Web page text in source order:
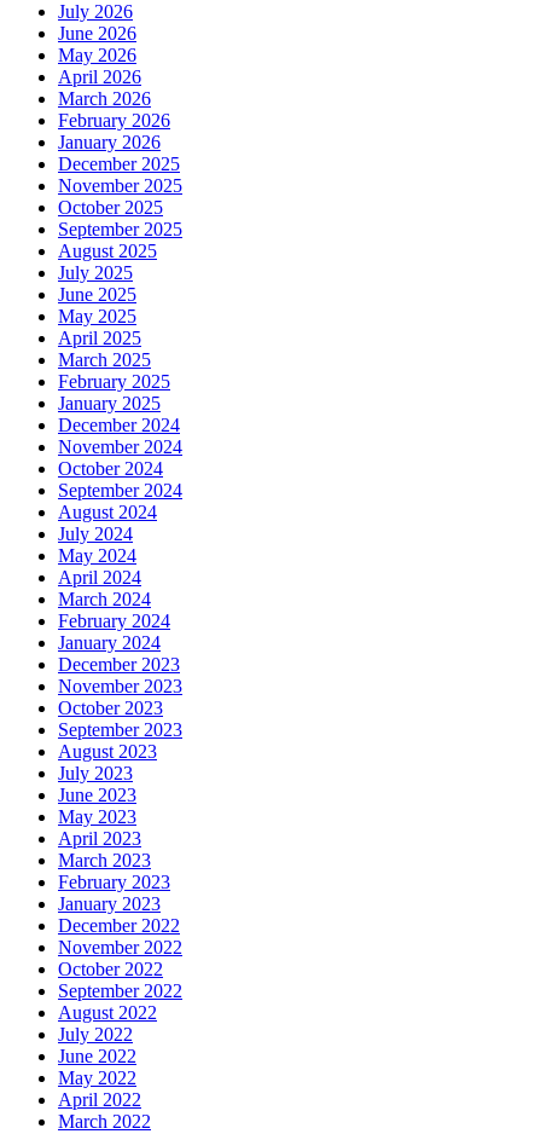
July 2026
June 2026
May 2026
April 2026
March 2026
February 2026
January 2026
December 2025
November 2025
October 2025
September 2025
August 2025
July 2025
June 2025
May 2025
April 2025
March 2025
February 2025
January 2025
December 2024
November 2024
October 2024
September 2024
August 2024
July 2024
May 2024
April 2024
March 2024
February 2024
January 2024
December 2023
November 2023
October 2023
September 2023
August 2023
July 2023
June 2023
May 2023
April 2023
March 2023
February 2023
January 2023
December 2022
November 2022
October 2022
September 2022
August 2022
July 2022
June 2022
May 2022
April 2022
March 2022